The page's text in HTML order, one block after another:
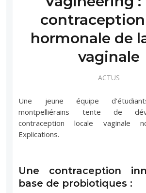
hormonale de
vaginale
ACTUS
Une jeune équipe
montpelliérains tente de
contraception locale vaginale
Explications.
Une contraception
base de probiotiques :